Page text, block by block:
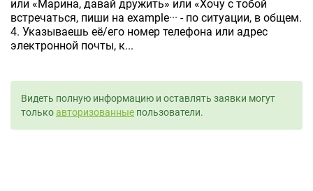
или «Марина, давай дружить» или «Хочу с тобой
встречаться, пиши на example··· - по ситуации, в общем.
4. Указываешь её/его номер телефона или адрес
электронной почты, к...
Видеть полную информацию и оставлять заявки могут
толькоавторизованные пользователи.